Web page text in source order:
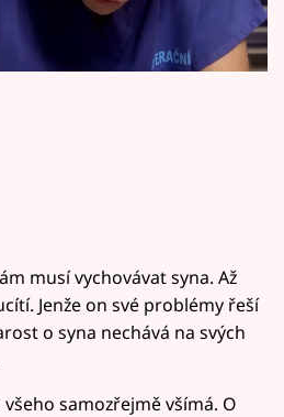
musí vychovávat syna. Až
Jenže on své problémy řeší
o syna nechává na svých
samozřejmě všímá. O